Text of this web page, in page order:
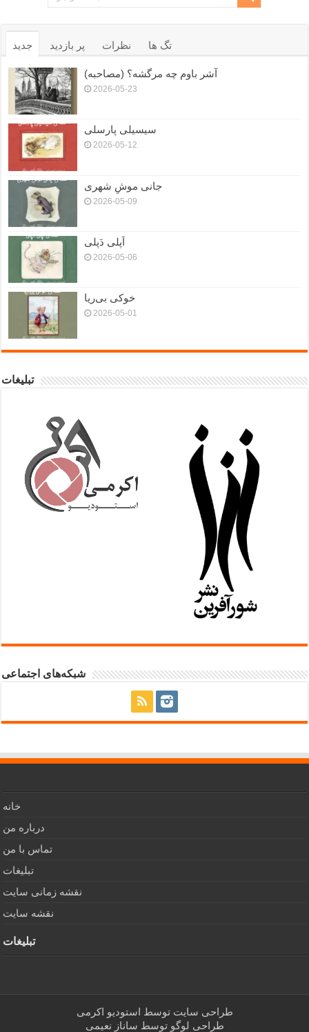
جدید پر بازدید نظرات تگ ها
آشر باوم چه مرگشه؟ (مصاحبه)
2026-05-23
سیسیلی پارسلی
2026-05-12
جانی موشِ شهری
2026-05-09
اَپلی دَپلی
2026-05-06
خوکی بی‌ریا
2026-05-01
تبلیغات
شبکه‌های اجتماعی
خانه
درباره من
تماس با من
تبلیغات
نقشه زمانی سایت
نقشه سایت
تبلیغات
طراحی سایت توسط استودیو اکرمی
طراحی لوگو توسط ساناز نعیمی